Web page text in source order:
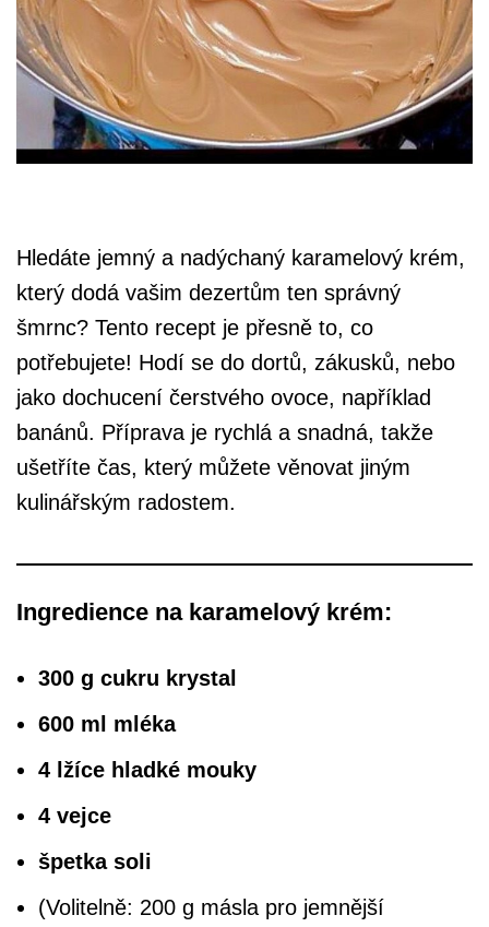
Hledáte jemný a nadýchaný karamelový krém,
který dodá vašim dezertům ten správný
šmrnc? Tento recept je přesně to, co
potřebujete! Hodí se do dortů, zákusků, nebo
jako dochucení čerstvého ovoce, například
banánů. Příprava je rychlá a snadná, takže
ušetříte čas, který můžete věnovat jiným
kulinářským radostem.
Ingredience na karamelový krém:
300 g cukru krystal
600 ml mléka
4 lžíce hladké mouky
4 vejce
špetka soli
(Volitelně: 200 g másla pro jemnější